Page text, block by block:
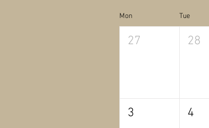
Mon Tue
27 28
3 4